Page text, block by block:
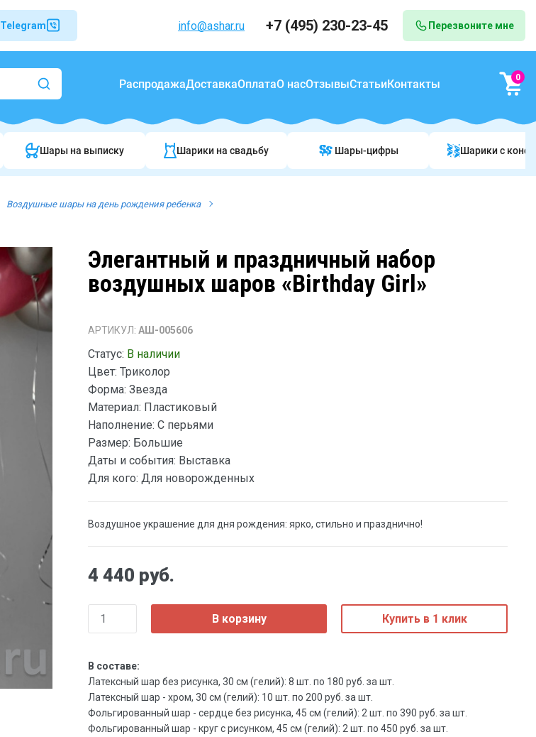
Telegram info@ashar.ru +7 (495) 230-23-45 Перезвоните мне
РаспродажаДоставкаОплатаО насОтзывыСтатьиКонтакты 0
Шары на выписку Шарики на свадьбу Шары-цифры Шарики c
Воздушные шары на день рождения ребенка
Элегантный и праздничный набор
воздушных шаров «Birthday Girl»
АРТИКУЛ: АШ-005606
Статус: В наличии
Цвет: Триколор
Форма: Звезда
Материал: Пластиковый
Наполнение: С перьями
Размер: Большие
Даты и события: Выставка
Для кого: Для новорожденных
Воздушное украшение для дня рождения: ярко, стильно и празднично!
4 440 руб.
В корзину Купить в 1 клик
В составе:
Латексный шар без рисунка, 30 см (гелий): 8 шт. по 180 руб. за шт.
Латексный шар - хром, 30 см (гелий): 10 шт. по 200 руб. за шт.
Фольгированный шар - сердце без рисунка, 45 см (гелий): 2 шт. по 390 руб. за шт.
Фольгированный шар - круг с рисунком, 45 см (гелий): 2 шт. по 450 руб. за шт.